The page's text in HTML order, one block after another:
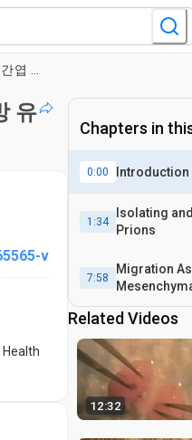
유
v
Chapters in
0:00 Introduction
1:34
Isolating
Prions
7:58
Migration
Related Videos
12:32